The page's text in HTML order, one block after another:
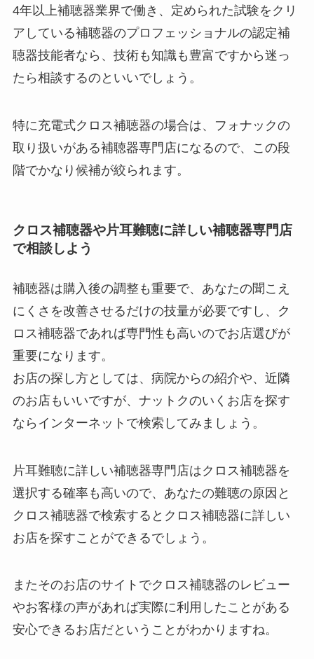
4年以上補聴器業界で働き、定められた試験をクリ
アしている補聴器のプロフェッショナルの認定補
聴器技能者なら、技術も知識も豊富ですから迷っ
たら相談するのといいでしょう。
特に充電式クロス補聴器の場合は、フォナックの
取り扱いがある補聴器専門店になるので、この段
階でかなり候補が絞られます。
クロス補聴器や片耳難聴に詳しい補聴器専門店
で相談しよう
補聴器は購入後の調整も重要で、あなたの聞こえ
にくさを改善させるだけの技量が必要ですし、ク
ロス補聴器であれば専門性も高いのでお店選びが
重要になります。
お店の探し方としては、病院からの紹介や、近隣
のお店もいいですが、ナットクのいくお店を探す
ならインターネットで検索してみましょう。
片耳難聴に詳しい補聴器専門店はクロス補聴器を
選択する確率も高いので、あなたの難聴の原因と
クロス補聴器で検索するとクロス補聴器に詳しい
お店を探すことができるでしょう。
またそのお店のサイトでクロス補聴器のレビュー
やお客様の声があれば実際に利用したことがある
安心できるお店だということがわかりますね。